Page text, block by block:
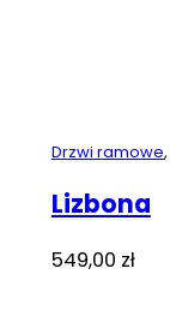
Drzwi ramowe,
Lizbona
549,00 zł